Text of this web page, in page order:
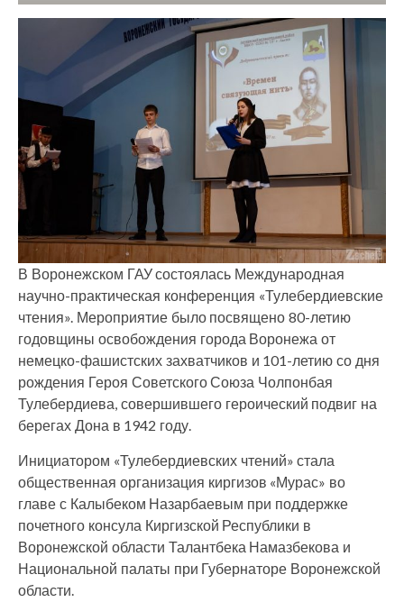
В Воронежском ГАУ состоялась Международная
научно-практическая конференция «Тулебердиевские
чтения». Мероприятие было посвящено 80-летию
годовщины освобождения города Воронежа от
немецко-фашистских захватчиков и 101-летию со дня
рождения Героя Советского Союза Чолпонбая
Тулебердиева, совершившего героический подвиг на
берегах Дона в 1942 году.
Инициатором «Тулебердиевских чтений» стала
общественная организация киргизов «Мурас» во
главе с Калыбеком Назарбаевым при поддержке
почетного консула Киргизской Республики в
Воронежской области Талантбека Намазбекова и
Национальной палаты при Губернаторе Воронежской
области.